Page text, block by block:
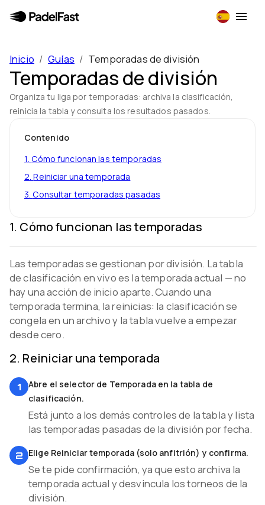
Inicio / Guías / Temporadas de división
Temporadas de división
Organiza tu liga por temporadas: archiva la clasificación,
reinicia la tabla y consulta los resultados pasados.
Contenido
1.Cómo funcionan las temporadas
2.Reiniciar una temporada
3.Consultar temporadas pasadas
1. Cómo funcionan las temporadas
Video coming soon
Las temporadas se gestionan por división. La tabla
de clasificación en vivo es la temporada actual — no
hay una acción de inicio aparte. Cuando una
temporada termina, la reinicias: la clasificación se
congela en un archivo y la tabla vuelve a empezar
desde cero.
2. Reiniciar una temporada
1
Abre el selector de Temporada en la tabla de
clasificación.
Está junto a los demás controles de la tabla y lista
las temporadas pasadas de la división por fecha.
2 Elige Reiniciar temporada (solo anfitrión) y confirma.
Se te pide confirmación, ya que esto archiva la
temporada actual y desvincula los torneos de la
división.